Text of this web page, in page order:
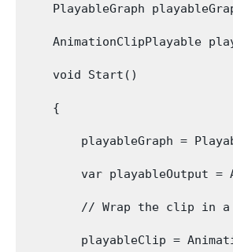
PlayableGraph
AnimationClipPlayable
    void Start()
    {
playableGraph =
var playableOutput =
// Wrap the clip in
playableClip =